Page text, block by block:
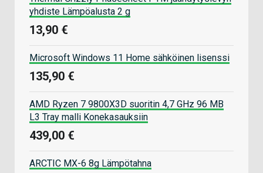
yhdiste Lämpöalusta 2 g
13,90 €
Microsoft Windows 11 Home sähköinen lisenssi
135,90 €
AMD Ryzen 7 9800X3D suoritin 4,7 GHz 96 MB
L3 Tray malli Konekasauksiin
439,00 €
ARCTIC MX-6 8g Lämpötahna